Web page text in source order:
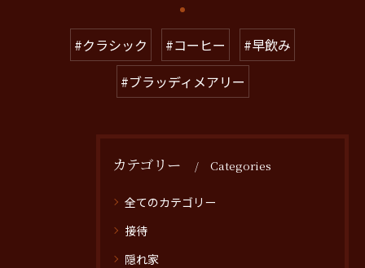
#クラシック #コーヒー
#早飲み
#ブラッディメアリー
カテゴリー Categories
全てのカテゴリー
接待
隠れ家